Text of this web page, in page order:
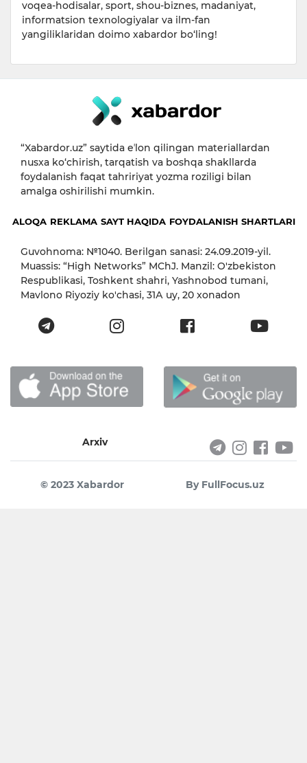
voqea-hodisalar, sport, shou-biznes, madaniyat,
informatsion texnologiyalar va ilm-fan
yangiliklaridan doimo xabardor bo‘ling!
“Xabardor.uz” saytida eʼlon qilingan materiallardan
nusxa ko‘chirish, tarqatish va boshqa shakllarda
foydalanish faqat tahririyat yozma roziligi bilan
amalga oshirilishi mumkin.
ALOQA REKLAMA SAYT HAQIDA FOYDALANISH SHARTLARI
Guvohnoma: №1040. Berilgan sanasi: 24.09.2019-yil.
Muassis: “High Networks” MChJ. Manzil: O'zbekiston
Respublikasi, Toshkent shahri, Yashnobod tumani,
Mavlono Riyoziy ko'chasi, 31А uy, 20 xonadon
Arxiv
© 2023 Xabardor By FullFocus.uz